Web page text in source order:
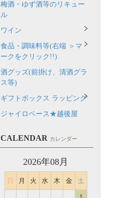
梅酒・ゆず酒等のリキュー
ル
ワイン
食品・調味料等(右端 ＞マ
ークをクリック!!)
酒グッズ(前掛け、清酒グラ
ス等)
ギフトボックス ラッピング
ジャイロベース★越後屋
CALENDAR カレンダー
2026年08月
日 月 火 水 木 金 土